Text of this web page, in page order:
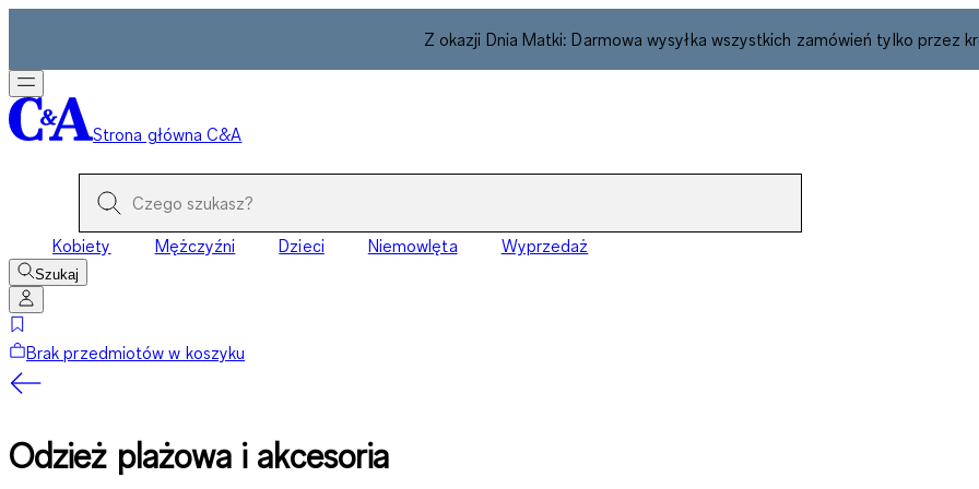
Z okazji Dnia Matki: Darmowa wysyłka wszystkich zamówień tylko przez
Strona główna C&A
Kobiety Mężczyźni Dzieci Niemowlęta Wyprzedaż
Szukaj
Brak przedmiotów w koszyku
Odzież plażowa i akcesoria